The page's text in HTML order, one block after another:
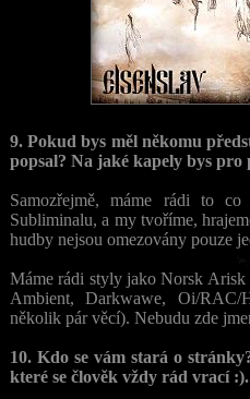
9. Pokud bys měl někomu
popsal? Na jaké kapely bys
Samozřejmě, máme rádi to
Subliminalu, a my tvoříme,
hudby nejsou omezovány pouze
Máme rádi styly jako Norsk
Ambient, Darkwawe, Oi/RAC/
několik pár věcí). Nebudu zde
10. Kdo se vám stará o
které se člověk vždy rád vrací :).